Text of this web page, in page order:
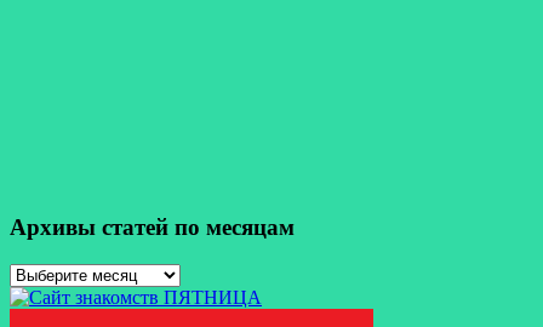
Архивы статей по месяцам
Архивы
статей